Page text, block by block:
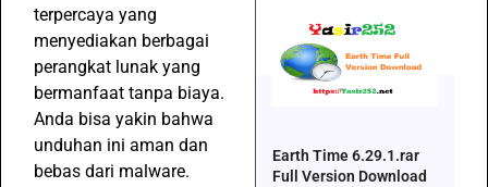
terpercaya yang
menyediakan berbagai
perangkat lunak yang
bermanfaat tanpa biaya.
Anda bisa yakin bahwa
unduhan ini aman dan
bebas dari malware.
Earth Time 6.29.1.rar
Full Version Download